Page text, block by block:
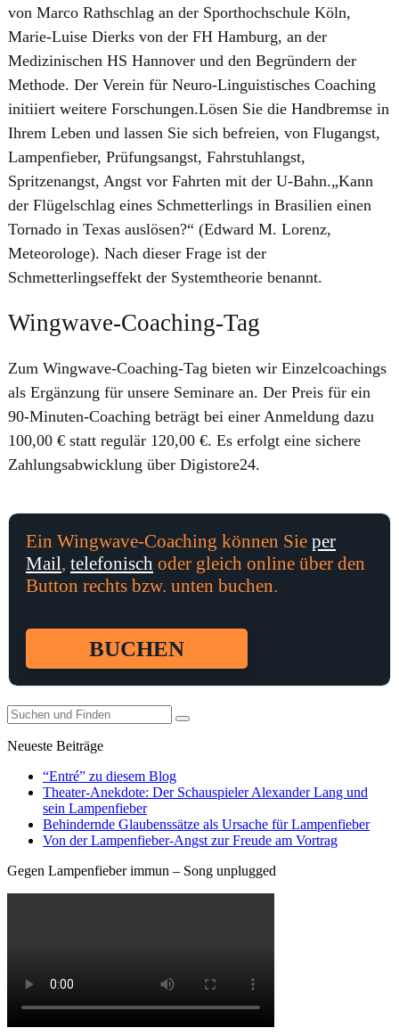
von Marco Rathschlag an der Sporthochschule Köln,
Marie-Luise Dierks von der FH Hamburg, an der
Medizinischen HS Hannover und den Begründern der
Methode. Der Verein für Neuro-Linguistisches Coaching
initiiert weitere Forschungen.Lösen Sie die Handbremse in
Ihrem Leben und lassen Sie sich befreien, von Flugangst,
Lampenfieber, Prüfungsangst, Fahrstuhlangst,
Spritzenangst, Angst vor Fahrten mit der U‑Bahn.„Kann
der Flügelschlag eines Schmetterlings in Brasilien einen
Tornado in Texas auslösen?“ (Edward M. Lorenz,
Meteorologe). Nach dieser Frage ist der
Schmetterlingseffekt der Systemtheorie benannt.
Wingwave-Coaching-Tag
Zum Wingwave-Coaching-Tag bieten wir Einzelcoachings
als Ergänzung für unsere Seminare an. Der Preis für ein
90-Minuten-Coaching beträgt bei einer Anmeldung dazu
100,00 € statt regulär 120,00 €. Es erfolgt eine sichere
Zahlungsabwicklung über Digistore24.
Ein Wingwave-Coaching können Sie per
Mail, telefonisch oder gleich online über den
Button rechts bzw. unten buchen.
BUCHEN
Neueste Beiträge
“Entré” zu diesem Blog
Theater-Anekdote: Der Schauspieler Alexander Lang und
sein Lampenfieber
Behindernde Glaubenssätze als Ursache für Lampenfieber
​Von der Lampenfieber-Angst zur Freude am Vortrag
Gegen Lampenfieber immun – Song unplugged